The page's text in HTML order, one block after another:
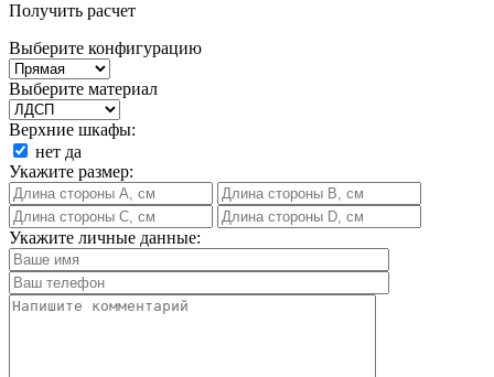
Получить расчет
Выберите конфигурацию
Выберите материал
Верхние шкафы:
нет да
Укажите размер:
Укажите личные данные: